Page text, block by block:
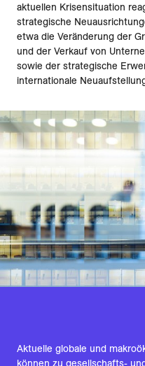
aktuellen Krisensituation
strategische
etwa die Veränderung der
und der Verkauf von
sowie der strategische
internationale
Aktuelle globale und
können zu gesellschafts-